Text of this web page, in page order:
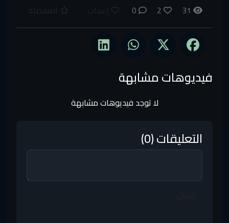
31
2
0
فيديوهات مشابهة
لا توجد فيديوهات مشابهة
التعليقات (0)